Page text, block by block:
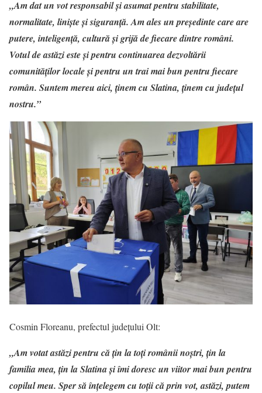
„Am dat un vot responsabil și asumat pentru stabilitate,
normalitate, liniște și siguranță. Am ales un președinte care are
putere, inteligență, cultură și grijă de fiecare dintre români.
Votul de astăzi este și pentru continuarea dezvoltării
comunităților locale și pentru un trai mai bun pentru fiecare
român. Suntem mereu aici, ținem cu Slatina, ținem cu județul
nostru.”
Cosmin Floreanu, prefectul județului Olt:
„Am votat astăzi pentru că țin la toți românii noștri, țin la
familia mea, țin la Slatina și îmi doresc un viitor mai bun pentru
copilul meu. Sper să înțelegem cu toții că prin vot, astăzi, putem